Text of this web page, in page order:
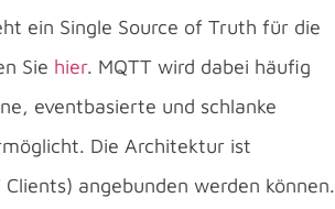
ein Single Source of Truth für die
Sie hier. MQTT wird dabei häufig
eventbasierte und schlanke
Die Architektur ist
angebunden werden können.